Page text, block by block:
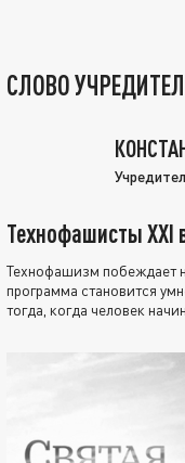
СЛОВО
Технофашисты XXI
Технофашизм побеждает
программа становится
тогда, когда человек